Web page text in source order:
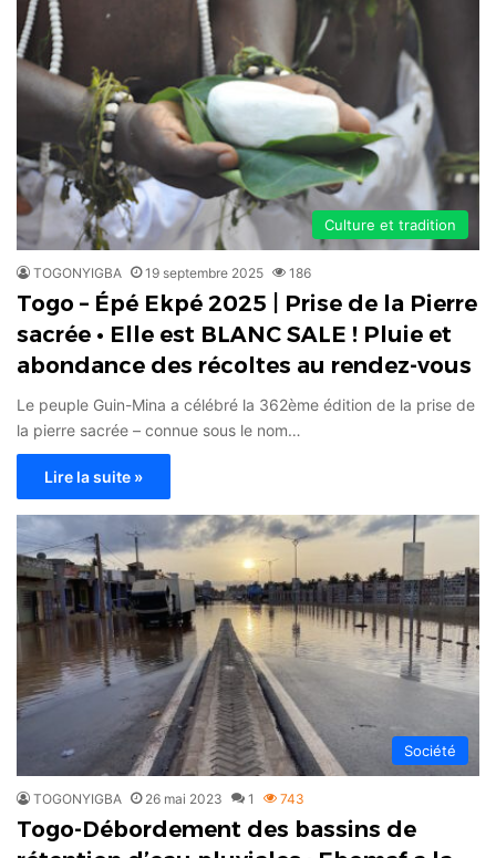
Culture et tradition
TOGONYIGBA 19 septembre 2025 186
Togo – Épé Ekpé 2025 | Prise de la Pierre
sacrée • Elle est BLANC SALE ! Pluie et
abondance des récoltes au rendez-vous
Le peuple Guin-Mina a célébré la 362ème édition de la prise de
la pierre sacrée – connue sous le nom…
Lire la suite »
Société
TOGONYIGBA 26 mai 2023 1 743
Togo-Débordement des bassins de